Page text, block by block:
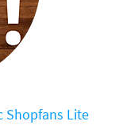
Shopfans Lite